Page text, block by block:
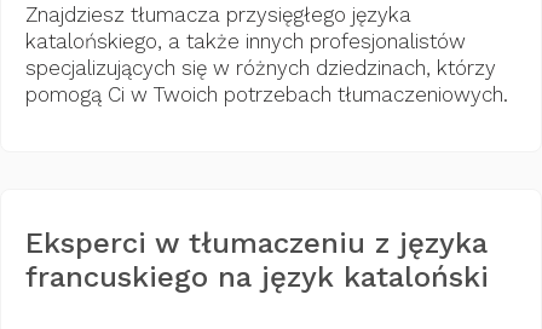
Znajdziesz tłumacza przysięgłego języka
katalońskiego, a także innych profesjonalistów
specjalizujących się w różnych dziedzinach, którzy
pomogą Ci w Twoich potrzebach tłumaczeniowych.
Eksperci w tłumaczeniu z języka
francuskiego na język kataloński